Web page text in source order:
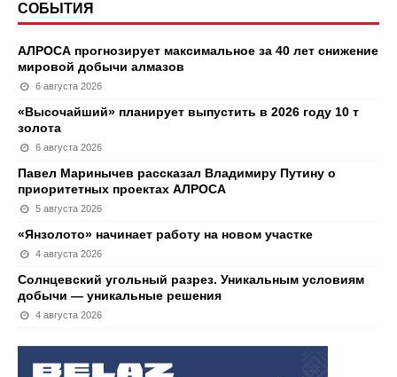
СОБЫТИЯ
АЛРОСА прогнозирует максимальное за 40 лет снижение
мировой добычи алмазов
6 августа 2026
«Высочайший» планирует выпустить в 2026 году 10 т
золота
6 августа 2026
Павел Маринычев рассказал Владимиру Путину о
приоритетных проектах АЛРОСА
5 августа 2026
«Янзолото» начинает работу на новом участке
4 августа 2026
Солнцевский угольный разрез. Уникальным условиям
добычи — уникальные решения
4 августа 2026